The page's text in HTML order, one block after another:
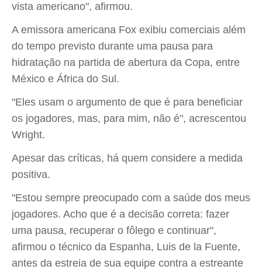
vista americano", afirmou.
A emissora americana Fox exibiu comerciais além
do tempo previsto durante uma pausa para
hidratação na partida de abertura da Copa, entre
México e África do Sul.
"Eles usam o argumento de que é para beneficiar
os jogadores, mas, para mim, não é", acrescentou
Wright.
Apesar das críticas, há quem considere a medida
positiva.
"Estou sempre preocupado com a saúde dos meus
jogadores. Acho que é a decisão correta: fazer
uma pausa, recuperar o fôlego e continuar",
afirmou o técnico da Espanha, Luis de la Fuente,
antes da estreia de sua equipe contra a estreante